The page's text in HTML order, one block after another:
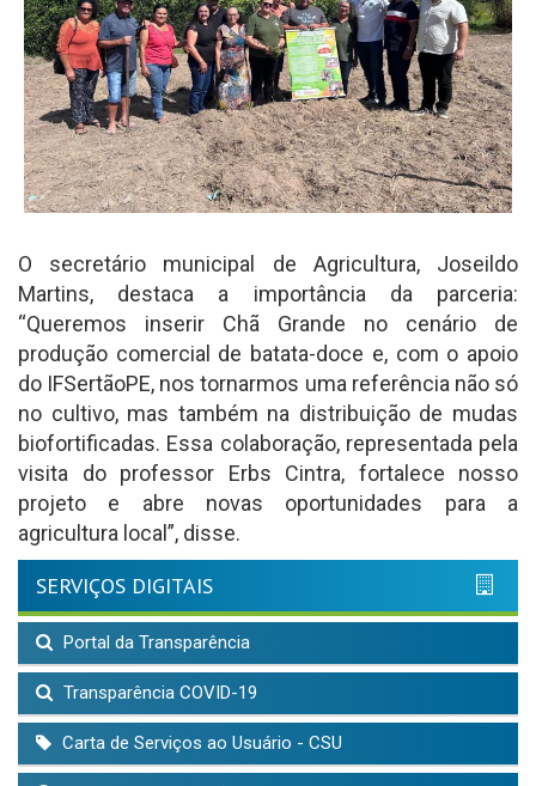
O secretário municipal de Agricultura, Joseildo
Martins, destaca a importância da parceria:
“Queremos inserir Chã Grande no cenário de
produção comercial de batata-doce e, com o apoio
do IFSertãoPE, nos tornarmos uma referência não só
no cultivo, mas também na distribuição de mudas
biofortificadas. Essa colaboração, representada pela
visita do professor Erbs Cintra, fortalece nosso
projeto e abre novas oportunidades para a
agricultura local”, disse.
SERVIÇOS DIGITAIS
Portal da Transparência
Transparência COVID-19
Carta de Serviços ao Usuário - CSU